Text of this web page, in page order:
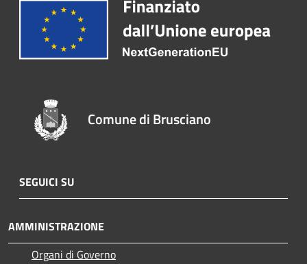
Comune di Brusciano
SEGUICI SU
AMMINISTRAZIONE
Organi di Governo